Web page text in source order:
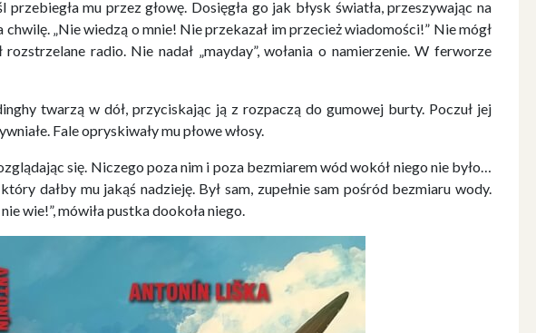
mu przez głowę. Dosięgła go jak błysk światła, przeszywając na
chwilę. „Nie wiedzą o mnie! Nie przekazał im przecież wiadomości!” Nie mógł
radio. Nie nadał „mayday”, wołania o namierzenie. W ferworze
twarzą w dół, przyciskając ją z rozpaczą do gumowej burty. Poczuł jej
Fale opryskiwały mu płowe włosy.
się. Niczego poza nim i poza bezmiarem wód wokół niego nie było…
dałby mu jakąś nadzieję. Był sam, zupełnie sam pośród bezmiaru wody.
wie!”, mówiła pustka dookoła niego.